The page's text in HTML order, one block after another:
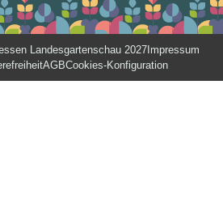
Landesgartenschau 2027Impressum
AGBCookies-Konfiguration